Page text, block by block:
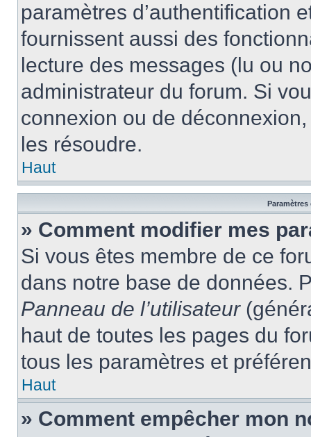
paramètres d’authentification
fournissent aussi des
lecture des messages (lu ou
administrateur du forum. Si
connexion ou de
les résoudre.
Haut
Paramètres
» Comment modifier mes
Si vous êtes membre de ce
dans notre base de données.
Panneau de l’utilisateur
haut de toutes les pages du
tous les paramètres et
Haut
» Comment empêcher mon